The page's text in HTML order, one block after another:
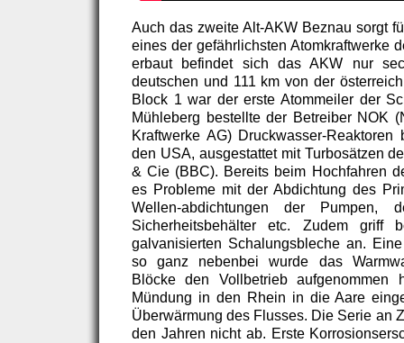
Auch das zweite Alt-AKW Beznau sorgt
eines der gefährlichsten Atomkraftwerke
erbaut befindet sich das AKW nur
deutschen und 111 km von der
Block 1 war der erste Atommeiler der
Mühleberg bestellte der Betreiber NOK
Kraftwerke AG) Druckwasser-
den USA, ausgestattet mit Turbosätzen
& Cie (BBC). Bereits beim Hochfahren
es Probleme mit der Abdichtung des
Wellen-abdichtungen der Pumpen,
Sicherheitsbehälter etc. Zudem griff
galvanisierten Schalungsbleche an.
so ganz nebenbei wurde das
Blöcke den Vollbetrieb aufgenommen
Mündung in den Rhein in die Aare
Überwärmung des Flusses. Die Serie an
den Jahren nicht ab. Erste